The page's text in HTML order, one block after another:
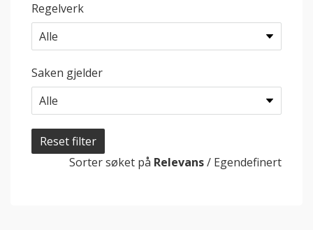
Regelverk
Saken gjelder
Reset filter
Sorter søket på Relevans/ Egendefinert